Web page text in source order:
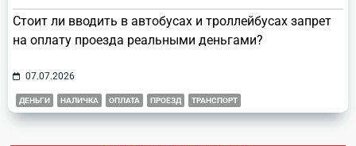
Стоит ли вводить в автобусах и троллейбусах запрет
на оплату проезда реальными деньгами?
07.07.2026
ДЕНЬГИ НАЛИЧКА ОПЛАТА ПРОЕЗД ТРАНСПОРТ